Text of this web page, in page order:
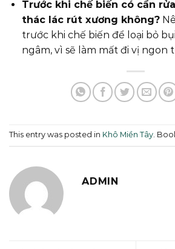
Trước khi chế biến có cần
thác lác rút xương không?
trước khi chế biến để loại bỏ
ngâm, vì sẽ làm mất đi vị ngon
This entry was posted in Khô Miền Tây.
ADMIN